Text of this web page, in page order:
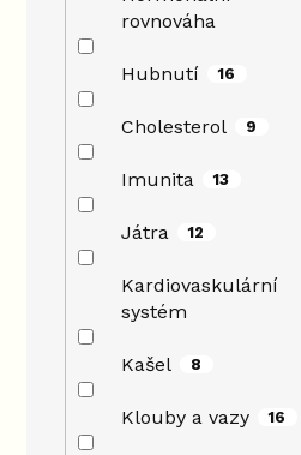
rovnováha
Hubnutí 16
Cholesterol 9
Imunita 13
Játra 12
Kardiovaskulární
systém
Kašel 8
Klouby a vazy 16